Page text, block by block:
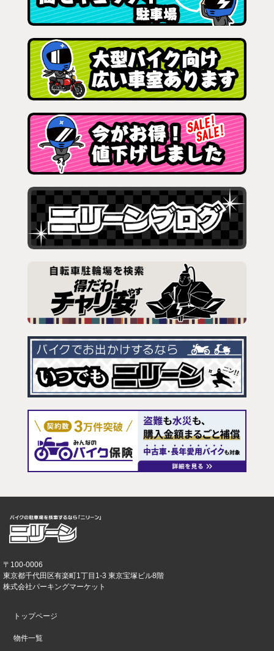
〒100-0006
東京都千代田区有楽町1丁目1-3 東京宝塚ビル8階
株式会社パーキングマーケット
トップページ
物件一覧